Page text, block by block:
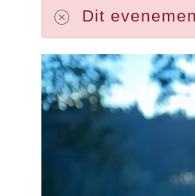
Dit